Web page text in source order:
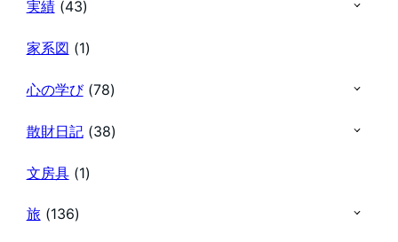
実績(43)
家系図 (1)
心の学び(78)
散財日記(38)
文房具(1)
旅 (136)